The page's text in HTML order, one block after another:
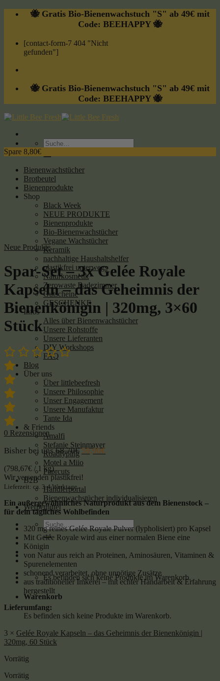
Skip
🐝 Gratis Bio-Bienenwachstuch "S" ab 49€ mit
Code: BEEHAPPY 🐝
[contact-form-7 404 "Nicht
gefunden"]
🐝 Gratis Bio-Bienenwachstuch "S" ab 49€ mit
Code: BEEHAPPY 🐝
Suche
Bienenwachstücher
Brotbeutel
Bienenprodukte
Shop
Black Week
NEUE PRODUKTE
Bienenprodukte
Bio-Bienenwachstücher
Vegane Wachstücher
Keramik
nachhaltige Haushaltshelfer
plastikfrei unterwegs
Naturkosmetik
Zerowaste Badezimmer
Gutscheine
GESCHENKE
Infos
Alles über Bienenwachstücher
Unsere Rohstoffe
Unsere Lieferanten
DIY Workshops
FAQ
Blog
Über uns
Über littlebeefresh
Unsere Philosophie
Unser Engagement
Unsere Manufaktur
Tante Ida
& Friends
Amalfi
Stefanie Steinmayer
Roadtyping
Motel a Miio
Paprcuts
B2B
Händlerportal
Bienenwachstücher individualisieren
Werbemittel
Suche
nach:
Es befinden sich keine Produkte im Warenkorb.
Warenkorb
Es befinden sich keine Produkte im Warenkorb.
Spare 8,80€
Neue Produkte
Spar-Set – 3x Gelée Royale
Kapseln – das Geheimnis der
Bienenkönigin | 320mg, 3×60
Stück
0 Rezensionen
Bisher bei uns 68,70€ 59,90€
(798,67€ / 1 kg)
Wir versenden plastikfrei!
Lieferzeit: ca. 3-4 Werktage
Ein außergewöhnliches Naturprodukt aus dem Bienenstock –
für dein tägliches Wohlbefinden
320 mg reines Gelée Royale Pulver (lypholisiert) pro Kapsel
Mit Gelée Royale wird aus einer normalen Biene eine
Königin
von Natur aus reich an Proteinen, Aminosäuren, Vitaminen &
Spurenelementen
schonend verarbeitet, ohne unnötige Zusätze
aus traditioneller Imkerei – mit echter Handarbeit & Erfahrung
hergestellt
Lieferumfang:
3 × Gelée Royale Kapseln – das Geheimnis der Bienenkönigin |
320mg, 60 Stück
Vorrätig
Vorrätig